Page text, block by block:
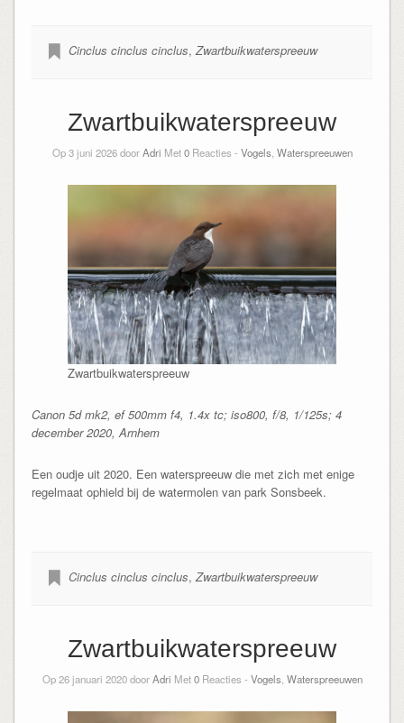
Cinclus cinclus cinclus,Zwartbuikwaterspreeuw
Zwartbuikwaterspreeuw
Op 3 juni 2026 doorAdri Met0Reacties - Vogels Waterspreeuwen
Zwartbuikwaterspreeuw
Canon 5d mk2, ef 500mm f4, 1.4x tc; iso800, f/8, 1/125s; 4
december 2020, Arnhem
Een oudje uit 2020. Een waterspreeuw die met zich met enige
regelmaat ophield bij de watermolen van park Sonsbeek.
Cinclus cinclus cinclus,Zwartbuikwaterspreeuw
Zwartbuikwaterspreeuw
Op 26 januari 2020 doorAdri Met0Reacties - Vogels, Waterspreeuwen